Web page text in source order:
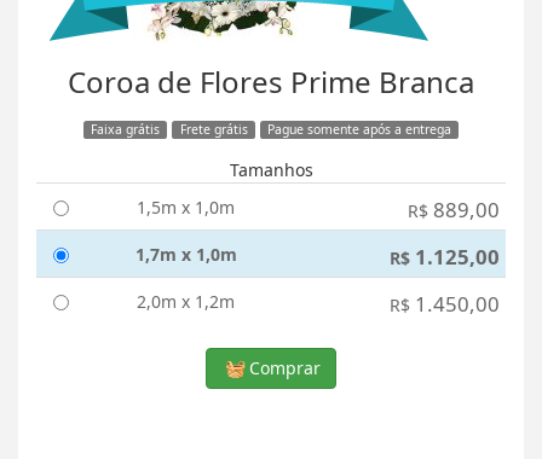
Coroa de Flores Prime Branca
Faixa grátis Frete grátis Pague somente após a entrega
Tamanhos
1,5m x 1,0m
R$ 889,00
1,7m x 1,0m R$ 1.125,00
2,0m x 1,2m R$ 1.450,00
Comprar